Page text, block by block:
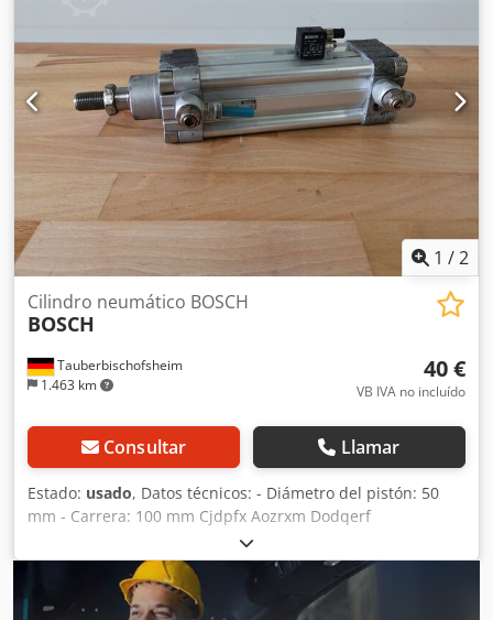
1 /2
Tauberbischofsheim
1.463 km
Cilindro neumático BOSCH
BOSCH
40 €
VB IVA no incluído
Consultar Llamar
Estado: usado, Datos técnicos: - Diámetro del pistón: 50
mm - Carrera: 100 mm Cjdpfx Aozrxm Dodqerf